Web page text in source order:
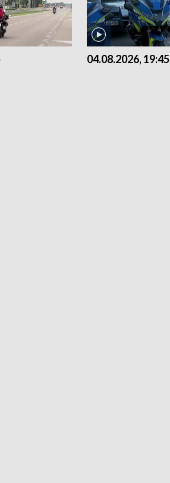
04.08.2026, 19:45